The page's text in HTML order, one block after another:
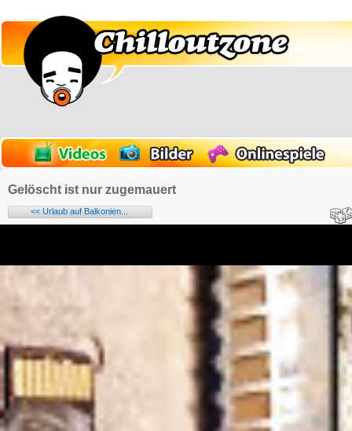
Gelöscht ist nur zugemauert
<< Urlaub auf Balkonien...